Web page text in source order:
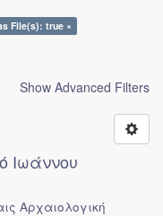
File(s): true ×
Show Advanced Filters
Ιωάννου
Αρχαιολογική